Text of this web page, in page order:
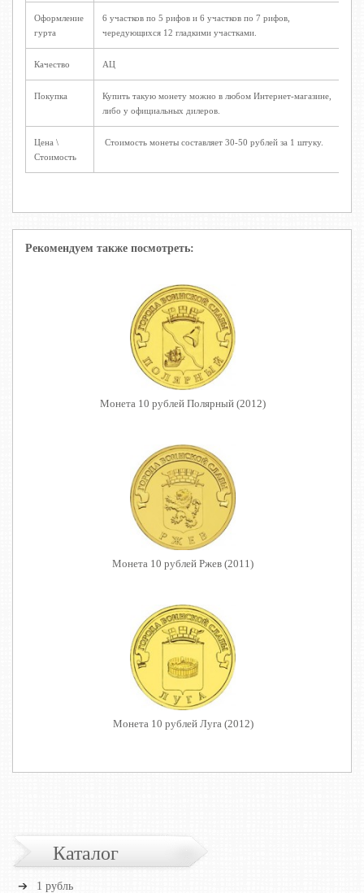
Оформление
гурта
6 участков по 5 рифов и 6 участков по 7 рифов,
чередующихся 12 гладкими участками.
Качество АЦ
Покупка
Купить такую монету можно в любом Интернет-магазине,
либо у официальных дилеров.
Цена \
Стоимость
Стоимость монеты составляет 30-50 рублей за 1 штуку.
Рекомендуем также посмотреть:
Монета 10 рублей Полярный (2012)
Монета 10 рублей Ржев (2011)
Монета 10 рублей Луга (2012)
Каталог
1 рубль